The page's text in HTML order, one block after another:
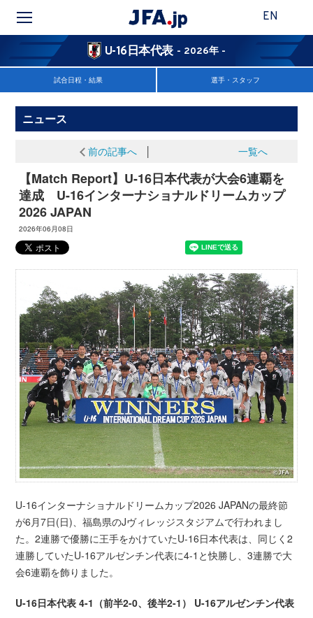
EN
U-16日本代表 - 2026年 -
試合日程・結果 選手・スタッフ
ニュース
前の記事へ│ 一覧へ
【Match Report】U-16日本代表が大会6連覇を
達成 U-16インターナショナルドリームカップ
2026 JAPAN
2026年06月08日
U-16インターナショナルドリームカップ2026 JAPANの最終節
が6月7日(日)、福島県のJヴィレッジスタジアムで行われまし
た。2連勝で優勝に王手をかけていたU-16日本代表は、同じく2
連勝していたU-16アルゼンチン代表に4-1と快勝し、3連勝で大
会6連覇を飾りました。
U-16日本代表 4-1（前半2-0、後半2-1） U-16アルゼンチン代表